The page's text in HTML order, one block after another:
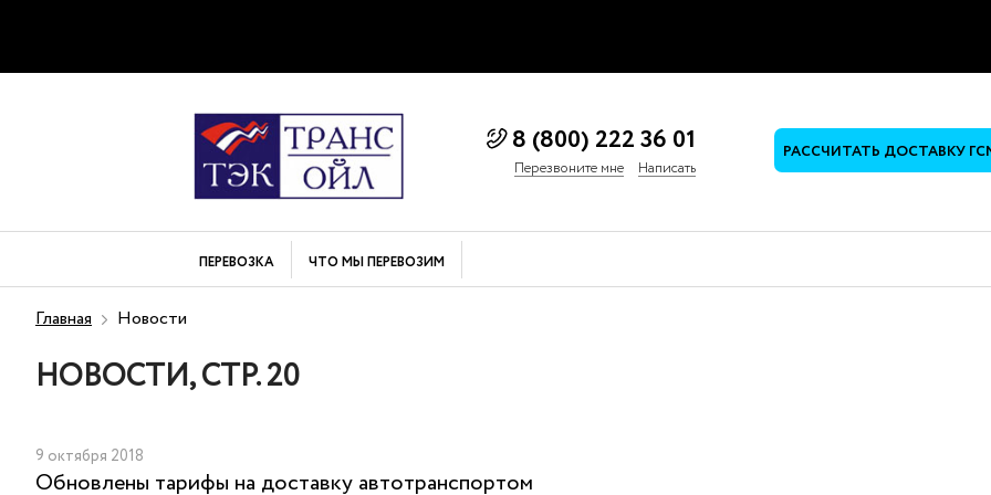
8 (800) 222 36 01
Перезвоните мне Написать
РАССЧИТАТЬ ДОСТАВКУ
ПЕРЕВОЗКА ЧТО МЫПЕРЕВОЗИМ
Главная Новости
НОВОСТИ, СТР. 20
9 октября 2018
Обновлены тарифы на доставку автотранспортом